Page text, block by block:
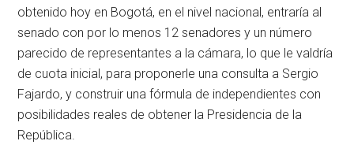
obtenido hoy en Bogotá, en el nivel nacional, entraría al
senado con por lo menos 12 senadores y un número
parecido de representantes a la cámara, lo que le valdría
de cuota inicial, para proponerle una consulta a Sergio
Fajardo, y construir una fórmula de independientes con
posibilidades reales de obtener la Presidencia de la
República.